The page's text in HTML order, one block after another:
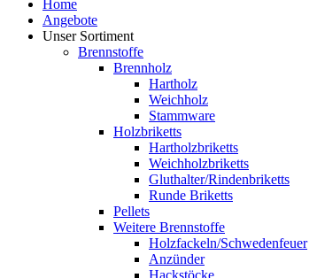
Home
Angebote
Unser Sortiment
Brennstoffe
Brennholz
Hartholz
Weichholz
Stammware
Holzbriketts
Hartholzbriketts
Weichholzbriketts
Gluthalter/Rindenbriketts
Runde Briketts
Pellets
Weitere Brennstoffe
Holzfackeln/Schwedenfeuer
Anzünder